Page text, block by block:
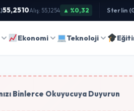
Alış: 55,1254 ▲ %0,32 Sterlin
Ekonomi Teknoloji
Binlerce Okuyucuya Duyurun